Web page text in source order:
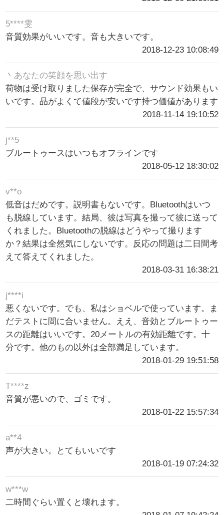
5****雯
音質効果がいいです。音も大きいです。
2018-12-23 10:08:49
丶あなたの笑顔を思い出す
荷物は受け取りました保存が完全で、サウンド効果もい
いです。品がよくて値段が安いです持つ価値があります
2018-11-14 19:10:52
j**5
ブルートゥースはいつもオフラインです
2018-05-12 18:30:02
v**o
低音はだめです。説明書もないです。Bluetoothはいつ
も脱線しています。結局、彼は写真を撮って彼に送って
くれました。Bluetoothの脱線はどうやって撮ります
か？結果は全然気にしないです。反応の問題は二日間考
えて答えてくれました。
2018-03-31 16:38:21
j****i
悪くないです。でも、私はショベルで使っています。ま
だテストに間に合いません。ええ、音効とブルートゥー
スの距離はいいです。20メートルの有効距離です。十
分です。他のもの以外は全部満足しています。
2018-01-29 19:51:58
T****z
音質が悪いので、ゴミです。
2018-01-22 15:57:34
a**4
声が大きい。とてもいいです
2018-01-19 07:24:32
w***w
二時間ぐらい置くと壊れます。